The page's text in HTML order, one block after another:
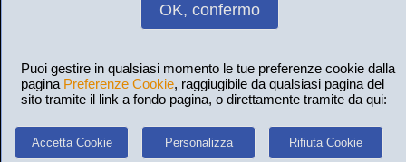
OK, confermo
Puoi gestire in qualsiasi momento le tue preferenze cookie dalla
pagina Preferenze Cookie, raggiugibile da qualsiasi pagina del
sito tramite il link a fondo pagina, o direttamente tramite da qui:
Accetta Cookie Personalizza Rifiuta Cookie